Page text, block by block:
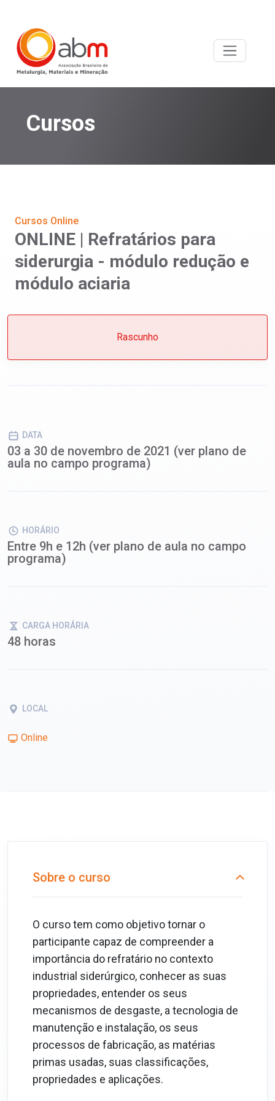
Cursos
Cursos Online
ONLINE | Refratários para
siderurgia - módulo redução e
módulo aciaria
Rascunho
DATA
03 a 30 de novembro de 2021 (ver plano de
aula no campo programa)
HORÁRIO
Entre 9h e 12h (ver plano de aula no campo
programa)
CARGA HORÁRIA
48 horas
LOCAL
Online
Sobre o curso
O curso tem como objetivo tornar o
participante capaz de compreender a
importância do refratário no contexto
industrial siderúrgico, conhecer as suas
propriedades, entender os seus
mecanismos de desgaste, a tecnologia de
manutenção e instalação, os seus
processos de fabricação, as matérias
primas usadas, suas classificações,
propriedades e aplicações.